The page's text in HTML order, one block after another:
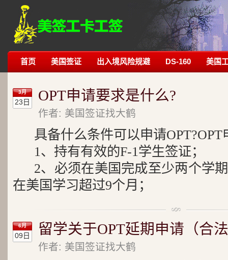
首页 美国签证 出入境风险规避 DS-160 美国
3月
23日 OPT申请要求是什么?
作者: 美国签证找大鹤
具备什么条件可以申请
1、持有有效的F-1学生签证；
2、必须在美国完成至少两个学
在美国学习超过9个月；
6月
09日 留学关于OPT延期申请（合
作者: 美国签证找大鹤